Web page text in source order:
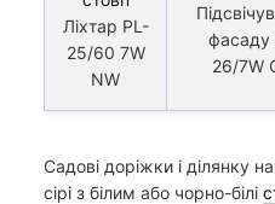
Ліхтар PL-
25/60 7W
NW
фасаду
26/7W
Садові доріжки і ділянку
сірі з білим або чорно-білі